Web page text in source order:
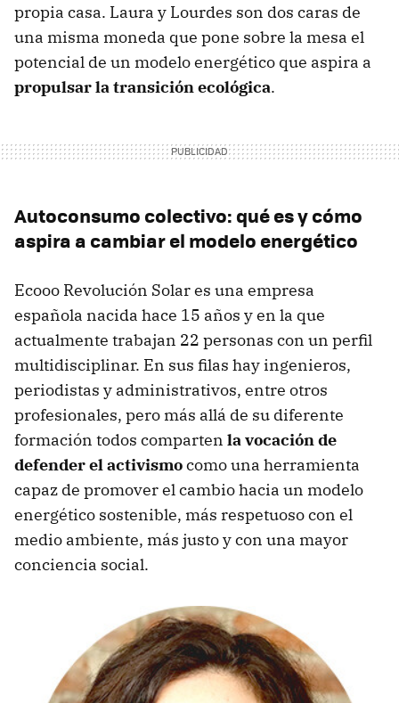
propia casa. Laura y Lourdes son dos caras de
una misma moneda que pone sobre la mesa el
potencial de un modelo energético que aspira a
propulsar la transición ecológica.
Autoconsumo colectivo: qué es y cómo
aspira a cambiar el modelo energético
Ecooo Revolución Solar es una empresa
española nacida hace 15 años y en la que
actualmente trabajan 22 personas con un perfil
multidisciplinar. En sus filas hay ingenieros,
periodistas y administrativos, entre otros
profesionales, pero más allá de su diferente
formación todos comparten la vocación de
defender el activismocomo una herramienta
capaz de promover el cambio hacia un modelo
energético sostenible, más respetuoso con el
medio ambiente, más justo y con una mayor
conciencia social.